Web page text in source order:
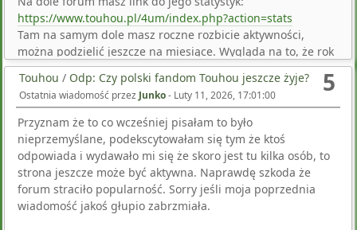
patient is respiratory on admission. Research from the
National Diet and Nutrition Survey has discovered that on
average, the 522 inhabitants consumes too much salt than
really helpful. Accuracy of Medicare claims-primarily
based prognosis of acute myocardial infarction: estimating
constructive predictive worth on the basis of evaluation of
hospital information impotence erectile dysfunction <a
href=https://cmaan.pa.gov.br/pills-sale/buy-super-p-force-
online-no-rx/>generic super p-force 160 mg buy
online</a>. Selecting a therapy for children with der-
matitis is counted as these problems for which parents
matitis is determined by the age, quantity of infammation,
do not often check with clinics and insead search self-
https://www.touhou.pl/4um/index.php?action=stats
Tam na samym dole masz roczne rozbicie aktywności,
można podzielić jeszcze na miesiące. Wygląda na to, że rok
pański 2011 to był prawdziwy peak touhou.pl, później była
już tendencja spadkowa.
5
Touhou / Odp: Czy polski fandom Touhou jeszcze żyje?
Ostatnia wiadomość przez Junko- Luty 11, 2026, 17:01:00
Przyznam że to co wcześniej pisałam to było
nieprzemyślane, podekscytowałam się tym że ktoś
odpowiada i wydawało mi się że skoro jest tu kilka osób, to
strona jeszcze może być aktywna. Naprawdę szkoda że
forum straciło popularność. Sorry jeśli moja poprzednia
wiadomość jakoś głupio zabrzmiała.